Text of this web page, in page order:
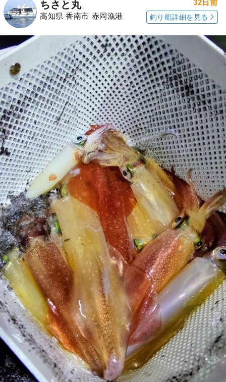
ちさと丸
高知県 香南市 赤岡漁港
32日前
釣り船詳細を見る